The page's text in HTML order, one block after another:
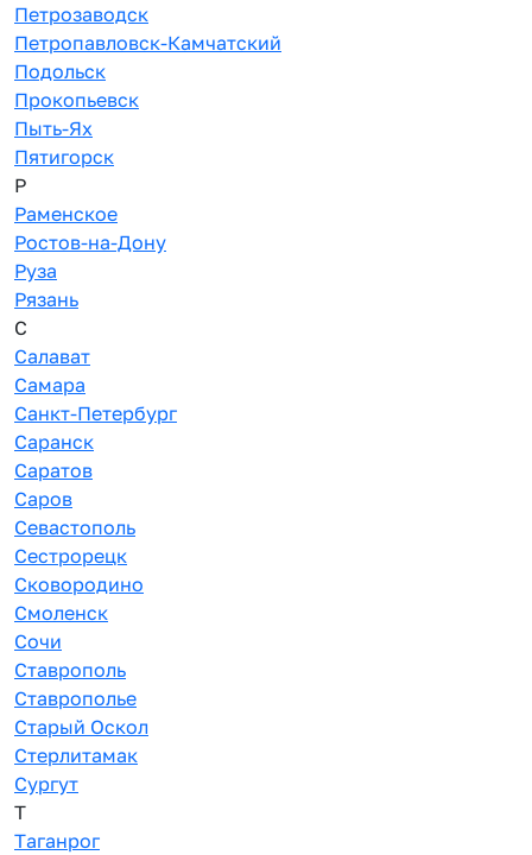
Петрозаводск
Петропавловск-Камчатский
Подольск
Прокопьевск
Пыть-Ях
Пятигорск
Р
Раменское
Ростов-на-Дону
Руза
Рязань
С
Салават
Самара
Санкт-Петербург
Саранск
Саратов
Саров
Севастополь
Сестрорецк
Сковородино
Смоленск
Сочи
Ставрополь
Ставрополье
Старый Оскол
Стерлитамак
Сургут
Т
Таганрог